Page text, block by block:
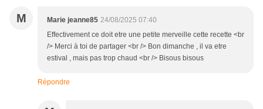
M Marie jeanne85 24/08/2025 07:40
Effectivement ce doit etre une petite merveille cette recette <br
/> Merci à toi de partager <br /> Bon dimanche , il va etre
estival , mais pas trop chaud <br /> Bisous bisous
Répondre